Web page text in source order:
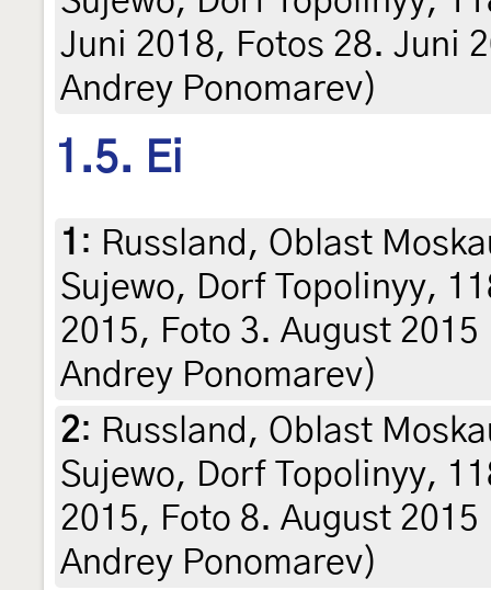
Juni 2018, Fotos 28. Juni
Andrey Ponomarev)
1.5. Ei
1 : Russland, Oblast
Sujewo, Dorf Topolinyy,
2015, Foto 3. August
Andrey Ponomarev)
2: Russland, Oblast
Sujewo, Dorf Topolinyy,
2015, Foto 8. August
Andrey Ponomarev)